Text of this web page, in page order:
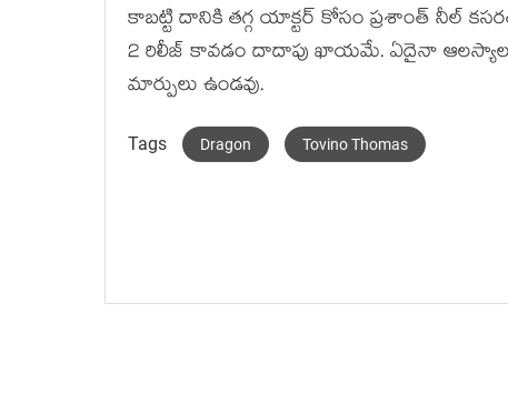
కాబట్టి దానికి తగ్గ యాక్టర్ కోసం ప్రశాంత్ నీల్
2 రిలీజ్ కావడం దాదాపు ఖాయమే. ఏదైనా ఆలస్యాలు,
మార్పులు ఉండవు.
Tags Dragon Tovino Thomas